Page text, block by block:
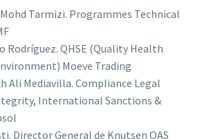
Tarmizi. Programmes Technical
Rodríguez. QHSE (Quality Health
Moeve Trading
Ali Mediavilla. Compliance Legal
International Sanctions &
Director General de Knutsen OAS